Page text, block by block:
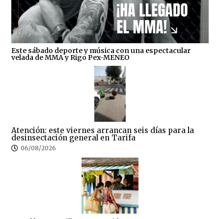
Este sábado deporte y música con una espectacular
velada de MMA y Rigo Pex-MENEO
Atención: este viernes arrancan seis días para la
desinsectación general en Tarifa
06/08/2026